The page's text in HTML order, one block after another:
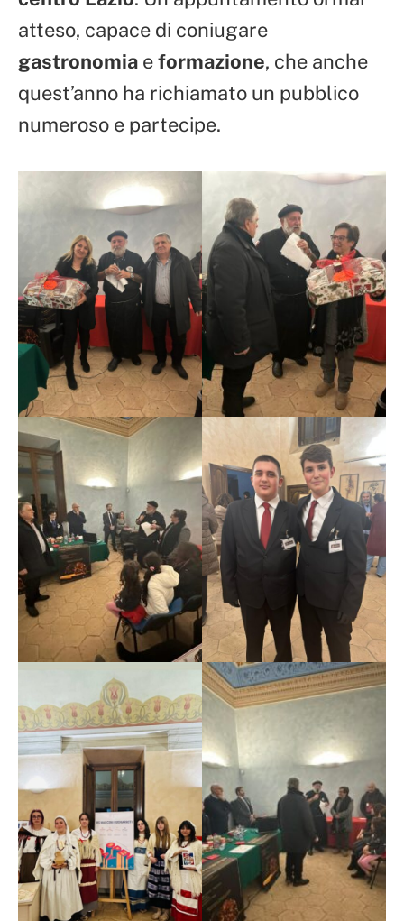
atteso, capace di coniugare
gastronomia eformazione, che anche
quest’anno ha richiamato un pubblico
numeroso e partecipe.